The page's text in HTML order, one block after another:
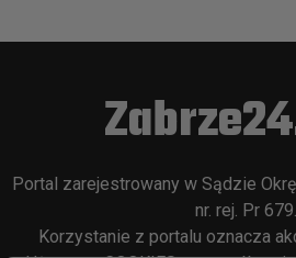
Portal zarejestrowany w Sądzie
nr. rej. Pr 679.
Korzystanie z portalu oznacza